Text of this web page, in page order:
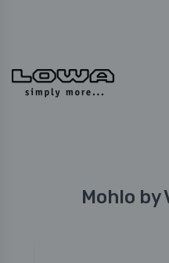
Mohlo by